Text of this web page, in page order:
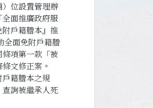
位設置管理辦
面推廣政府服
戶籍謄本』推
全面免附戶籍謄
項第一款「被
文修正案。
籍謄本之規
詢被繼承人死